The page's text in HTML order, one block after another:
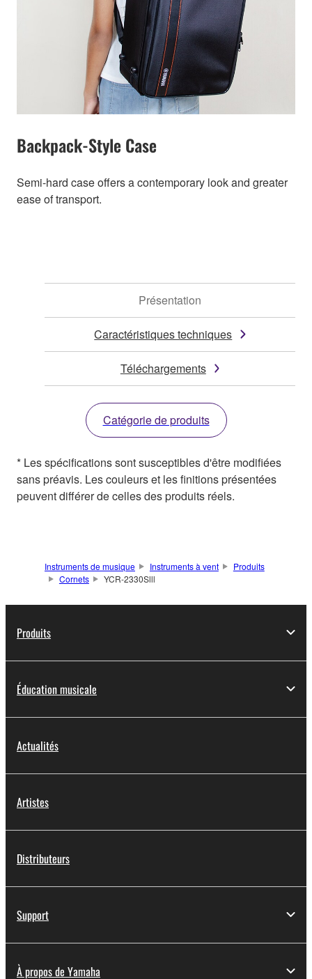
Backpack-Style Case
Semi-hard case offers a contemporary look and greater
ease of transport.
Présentation
Caractéristiques techniques
Téléchargements
Catégorie de produits
* Les spécifications sont susceptibles d'être modifiées
sans préavis. Les couleurs et les finitions présentées
peuvent différer de celles des produits réels.
Instruments de musique Instruments à vent
Produits
Cornets
YCR-2330Slll
Produits
Éducation musicale
Actualités
Artistes
Distributeurs
Support
À propos de Yamaha